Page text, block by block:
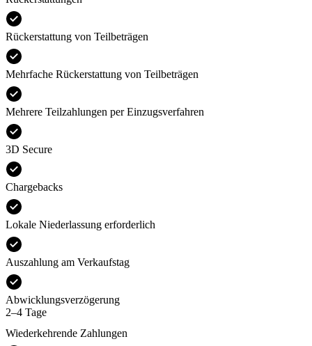
Rückerstattung von Teilbeträgen
Mehrfache Rückerstattung von Teilbeträgen
Mehrere Teilzahlungen per Einzugsverfahren
3D Secure
Chargebacks
Lokale Niederlassung erforderlich
Auszahlung am Verkaufstag
Abwicklungsverzögerung
2–4 Tage
Wiederkehrende Zahlungen